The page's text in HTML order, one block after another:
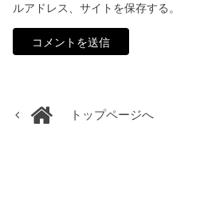
ルアドレス、サイトを保存する。
トップページへ